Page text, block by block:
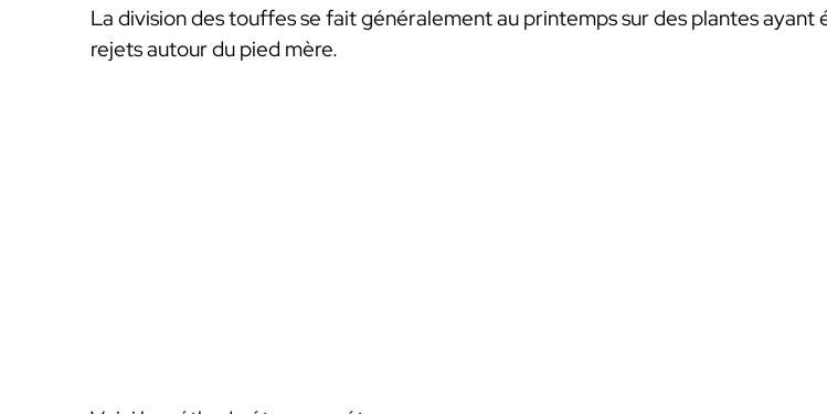
La division des touffes se fait généralement au printemps sur des plantes ayant
rejets autour du pied mère.